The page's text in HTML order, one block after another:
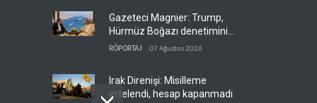
Gazeteci Magnier: Trump,
Hürmüz Boğazı denetimini
doğrudan İran ve Umman'a
RÖPORTAJ 07 Ağustos 2026
Irak Direnişi: Misilleme
ertelendi, hesap kapanmadı